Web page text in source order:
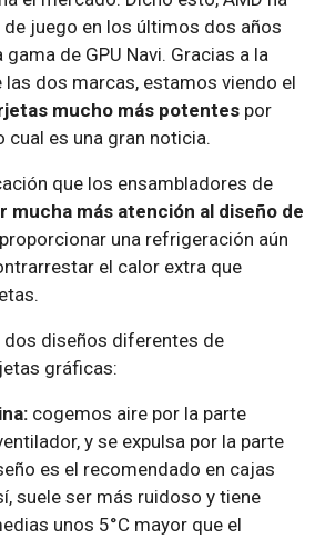
juego en los últimos dos años
de GPU Navi. Gracias a la
dos marcas, estamos viendo el
mucho más potentes por
cual es una gran noticia.
que los ensambladores de
mucha más atención al diseño de
una refrigeración aún
el calor extra que
dos diseños diferentes de
gráficas:
cogemos aire por la parte
y se expulsa por la parte
es el recomendado en cajas
suele ser más ruidoso y tiene
unos 5°C mayor que el